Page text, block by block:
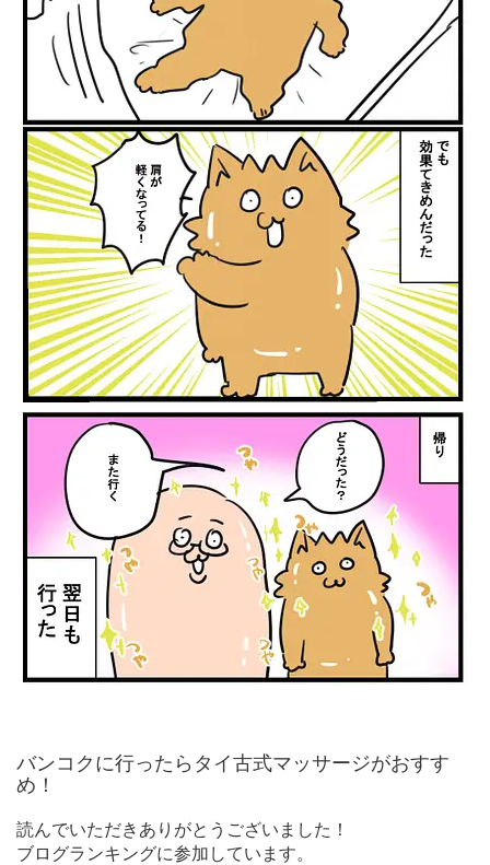
バンコクに行ったらタイ古式マッサージがおすす
め！
読んでいただきありがとうございました！
ブログランキングに参加しています。